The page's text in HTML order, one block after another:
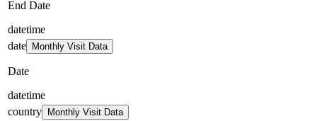
End Date
datetime
date
Monthly Visit Data
Date
datetime
country
Monthly Visit Data